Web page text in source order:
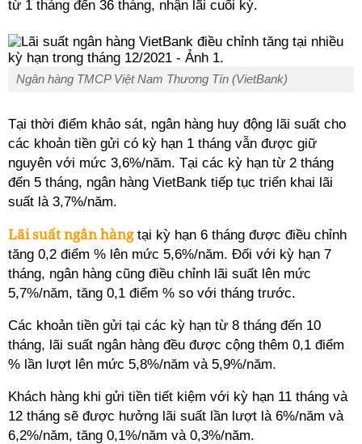
từ 1 tháng đến 36 tháng, nhận lãi cuối kỳ.
Ngân hàng TMCP Việt Nam Thương Tín (VietBank)
Tại thời điểm khảo sát, ngân hàng huy động lãi suất cho
các khoản tiền gửi có kỳ hạn 1 tháng vẫn được giữ
nguyên với mức 3,6%/năm. Tại các kỳ hạn từ 2 tháng
đến 5 tháng, ngân hàng VietBank tiếp tục triển khai lãi
suất là 3,7%/năm.
Lãi suất ngân hàngtại kỳ hạn 6 tháng được điều chỉnh
tăng 0,2 điểm % lên mức 5,6%/năm. Đối với kỳ hạn 7
tháng, ngân hàng cũng điều chỉnh lãi suất lên mức
5,7%/năm, tăng 0,1 điểm % so với tháng trước.
Các khoản tiền gửi tại các kỳ hạn từ 8 tháng đến 10
tháng, lãi suất ngân hàng đều được cộng thêm 0,1 điểm
% lần lượt lên mức 5,8%/năm và 5,9%/năm.
Khách hàng khi gửi tiền tiết kiệm với kỳ hạn 11 tháng và
12 tháng sẽ được hưởng lãi suất lần lượt là 6%/năm và
6,2%/năm, tăng 0,1%/năm và 0,3%/năm.